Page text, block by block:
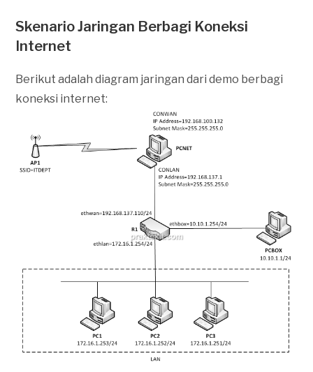
Skenario Jaringan Berbagi Koneksi
Internet
Berikut adalah diagram jaringan dari demo berbagi
koneksi internet: